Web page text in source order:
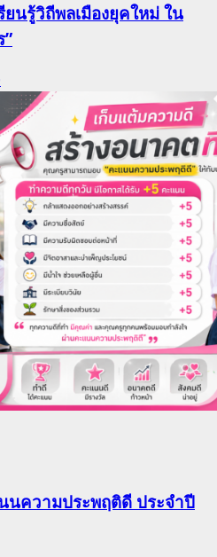
ยนรู้วิถีพลเมืองยุคใหม่ ใน
นความประพฤติดี ประจำปี